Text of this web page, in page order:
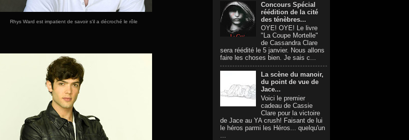
Rhys Ward est impatient de savoir s'il a décroché le rôle
Concours Spécial
réédition de la cité
des ténèbres...
OYE! OYE! Le livre
"La Coupe Mortelle"
de Cassandra Clare
sera réédité le 5 janvier. Nous allons
faire les choses bien. Je sais c...
La scène du manoir,
du point de vue de
Jace...
Voici le premier
cadeau de Cassie
Clare pour la victoire
de Jace au YA crush! Faisant de lui
le héros parmi les Héros... quelqu'un
...